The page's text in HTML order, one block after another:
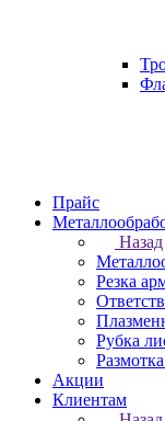
Прайс
Назад
Резка
Рубка
Акции
Клиентам